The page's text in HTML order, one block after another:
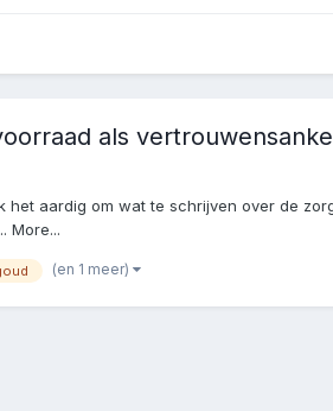
als
het aardig om wat te schrijven over de
More...
(en 1 meer)